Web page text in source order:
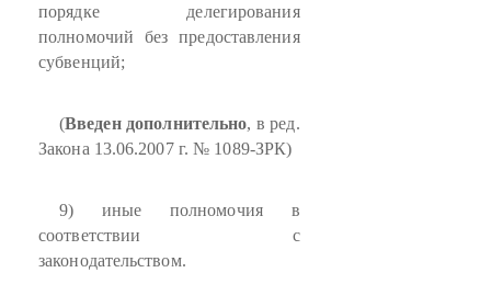
порядке делегирования
полномочий без предоставления
субвенций;
(Введен дополнительно, в ред.
Закона 13.06.2007 г. № 1089-ЗРК)
9) иные полномочия в
соответствии с
законодательством.